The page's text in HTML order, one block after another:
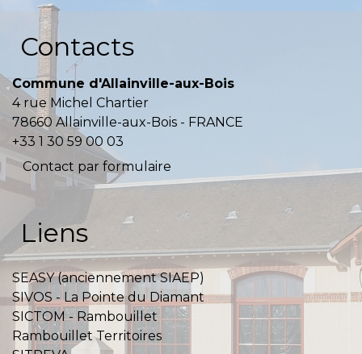
Contacts
Commune d'Allainville-aux-Bois
4 rue Michel Chartier
78660 Allainville-aux-Bois - FRANCE
+33 1 30 59 00 03
Contact par formulaire
Liens
SEASY (anciennement SIAEP)
SIVOS - La Pointe du Diamant
SICTOM - Rambouillet
Rambouillet Territoires